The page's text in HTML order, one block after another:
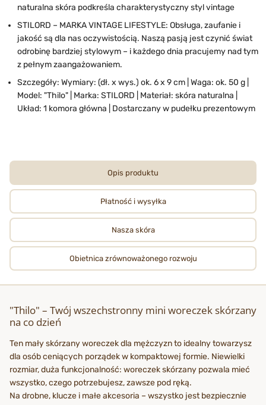
naturalna skóra podkreśla charakterystyczny styl vintage
STILORD – MARKA VINTAGE LIFESTYLE: Obsługa, zaufanie i
jakość są dla nas oczywistością. Naszą pasją jest czynić świat
odrobinę bardziej stylowym – i każdego dnia pracujemy nad tym
z pełnym zaangażowaniem.
Szczegóły: Wymiary: (dł. x wys.) ok. 6 x 9 cm | Waga: ok. 50 g |
Model: "Thilo" | Marka: STILORD | Materiał: skóra naturalna |
Układ: 1 komora główna | Dostarczany w pudełku prezentowym
Opis produktu
Płatność i wysyłka
Nasza skóra
Obietnica zrównoważonego rozwoju
"Thilo" – Twój wszechstronny mini woreczek skórzany
na co dzień
Ten mały skórzany woreczek dla mężczyzn to idealny towarzysz
dla osób ceniących porządek w kompaktowej formie. Niewielki
rozmiar, duża funkcjonalność: woreczek skórzany pozwala mieć
wszystko, czego potrzebujesz, zawsze pod ręką.
Na drobne, klucze i małe akcesoria – wszystko jest bezpiecznie